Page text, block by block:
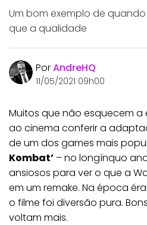
Um bom exemplo de
que a qualidade
PorAndreHQ
11/05/2021 09h00
Muitos que não esquecem
ao cinema conferir a
de um dos games mais
Kombat’ – no longínquo
ansiosos para ver o que a
em um remake. Na época
o filme foi diversão pura.
voltam mais.